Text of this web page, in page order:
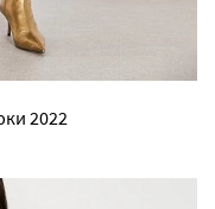
2022